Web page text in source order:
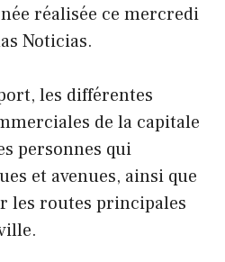
réalisée ce mercredi
Noticias.
les différentes
de la capitale
personnes qui
et avenues, ainsi que
les routes principales